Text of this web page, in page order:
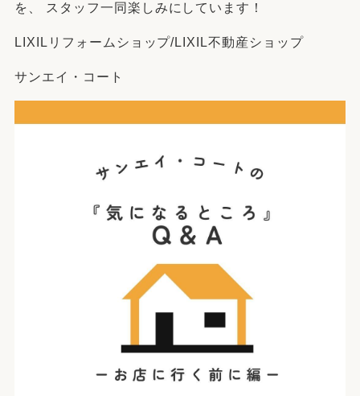
を、 スタッフ一同楽しみにしています！
LIXILリフォームショップ/LIXIL不動産ショップ
サンエイ・コート